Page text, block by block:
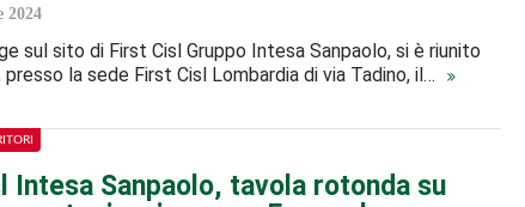
2024
sul sito di First Cisl Gruppo Intesa Sanpaolo, si è riunito
presso la sede First Cisl Lombardia di via Tadino, il…
Intesa Sanpaolo, tavola rotonda su